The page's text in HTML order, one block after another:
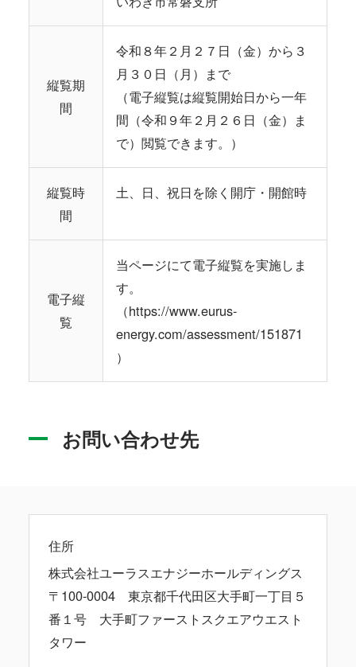
縦覧期
間
令和８年２月２７日（金）から３
月３０日（月）まで
（電子縦覧は縦覧開始日から一年
間（令和９年２月２６日（金）ま
で）閲覧できます。）
縦覧時
間
土、日、祝日を除く開庁・開館時
電子縦
覧
当ページにて電子縦覧を実施しま
す。
（https://www.eurus-
energy.com/assessment/151871
）
お問い合わせ先
住所
株式会社ユーラスエナジーホールディングス
〒100-0004 東京都千代田区大手町一丁目５
番１号 大手町ファーストスクエアウエスト
タワー